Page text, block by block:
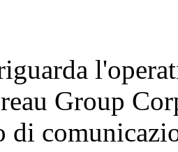
Group
di